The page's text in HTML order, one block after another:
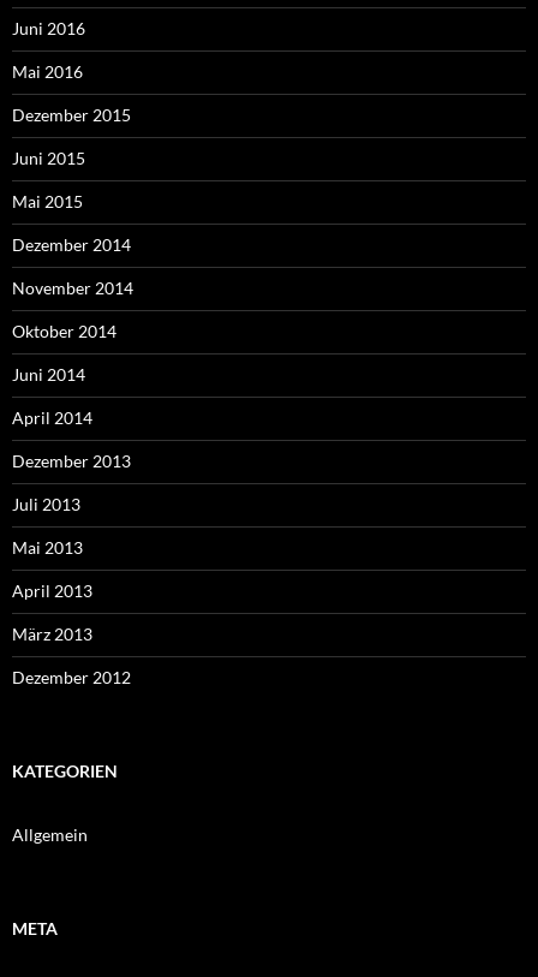
Juni 2016
Mai 2016
Dezember 2015
Juni 2015
Mai 2015
Dezember 2014
November 2014
Oktober 2014
Juni 2014
April 2014
Dezember 2013
Juli 2013
Mai 2013
April 2013
März 2013
Dezember 2012
KATEGORIEN
Allgemein
META